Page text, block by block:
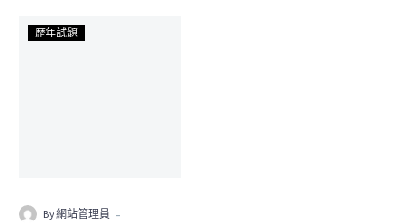
歷年試題
By 網站管理員 -